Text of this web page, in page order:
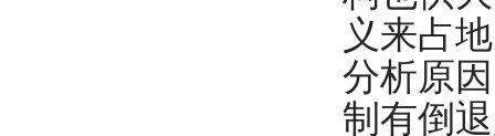
义来占
分析原
制有倒